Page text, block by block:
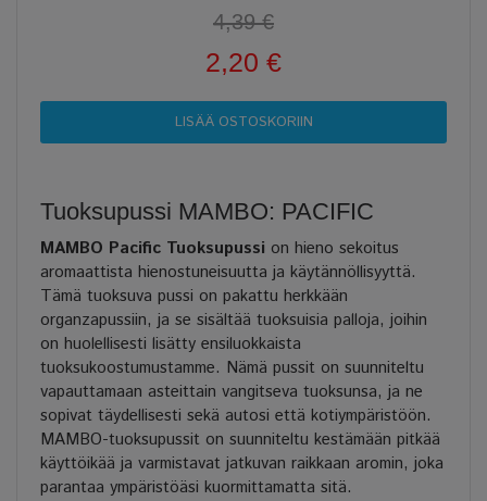
4,39 €
2,20 €
Tuoksupussi MAMBO: PACIFIC
MAMBO Pacific Tuoksupussi on hieno sekoitus
aromaattista hienostuneisuutta ja käytännöllisyyttä.
Tämä tuoksuva pussi on pakattu herkkään
organzapussiin, ja se sisältää tuoksuisia palloja, joihin
on huolellisesti lisätty ensiluokkaista
tuoksukoostumustamme. Nämä pussit on suunniteltu
vapauttamaan asteittain vangitseva tuoksunsa, ja ne
sopivat täydellisesti sekä autosi että kotiympäristöön.
MAMBO-tuoksupussit on suunniteltu kestämään pitkää
käyttöikää ja varmistavat jatkuvan raikkaan aromin, joka
parantaa ympäristöäsi kuormittamatta sitä.